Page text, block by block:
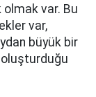
olmak var. Bu
var,
büyük bir
oluşturduğu